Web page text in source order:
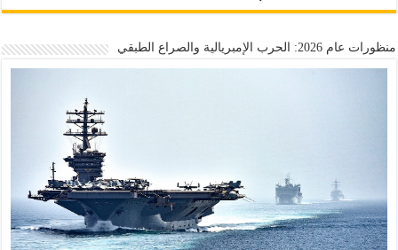
منظورات عام 2026: الحرب الإمبريالية والصراع الطبقي